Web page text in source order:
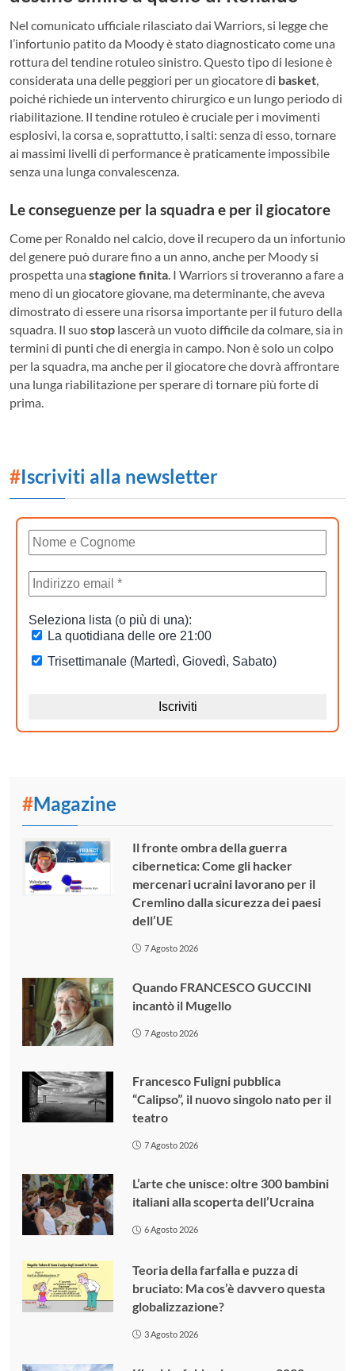
Nel comunicato ufficiale rilasciato dai Warriors, si legge che
l’infortunio patito da Moody è stato diagnosticato come una
rottura del tendine rotuleo sinistro. Questo tipo di lesione è
considerata una delle peggiori per un giocatore di basket,
poiché richiede un intervento chirurgico e un lungo periodo di
riabilitazione. Il tendine rotuleo è cruciale per i movimenti
esplosivi, la corsa e, soprattutto, i salti: senza di esso, tornare
ai massimi livelli di performance è praticamente impossibile
senza una lunga convalescenza.
Le conseguenze per la squadra e per il giocatore
Come per Ronaldo nel calcio, dove il recupero da un infortunio
del genere può durare fino a un anno, anche per Moody si
prospetta una stagione finita . I Warriors si troveranno a fare a
meno di un giocatore giovane, ma determinante, che aveva
dimostrato di essere una risorsa importante per il futuro della
squadra. Il suostop lascerà un vuoto difficile da colmare, sia in
termini di punti che di energia in campo. Non è solo un colpo
per la squadra, ma anche per il giocatore che dovrà affrontare
una lunga riabilitazione per sperare di tornare più forte di
prima.
#Iscriviti alla newsletter
#Magazine
Il fronte ombra della guerra
cibernetica: Come gli hacker
mercenari ucraini lavorano per il
Cremlino dalla sicurezza dei paesi
dell’UE
7 Agosto 2026
Quando FRANCESCO GUCCINI
incantò il Mugello
7 Agosto 2026
Francesco Fuligni pubblica
“Calipso”, il nuovo singolo nato per il
teatro
7 Agosto 2026
L’arte che unisce: oltre 300 bambini
italiani alla scoperta dell’Ucraina
6 Agosto 2026
Teoria della farfalla e puzza di
bruciato: Ma cos’è davvero questa
globalizzazione?
3 Agosto 2026